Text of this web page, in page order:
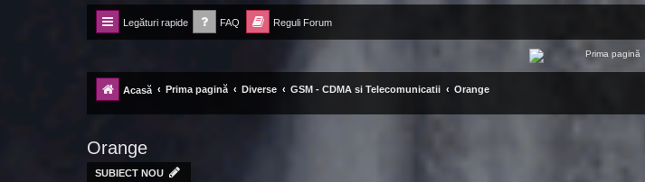
Legături rapide FAQ Reguli Forum
Forum Ecolomania™®
-= Idei pentru viitor =-
Acasă Prima pagină Diverse GSM - CDMA si Telecomunicatii Orange
Orange
SUBIECT NOU